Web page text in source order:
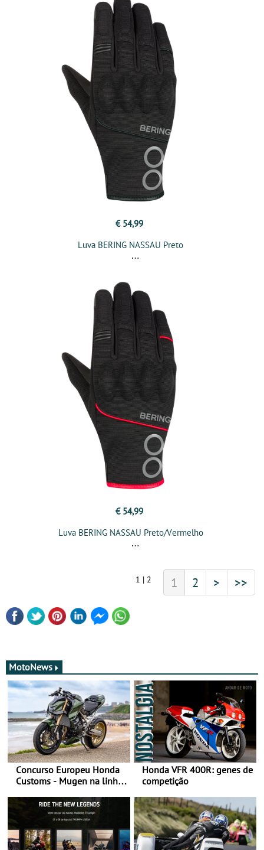
€ 54,99
Luva BERING NASSAU Preto
€ 54,99
Luva BERING NASSAU Preto/Vermelho
1 | 2 1 2 > >>
MotoNews
Concurso Europeu Honda
Customs - Mugen na linha
ganhar
Honda VFR 400R: genes de
competição